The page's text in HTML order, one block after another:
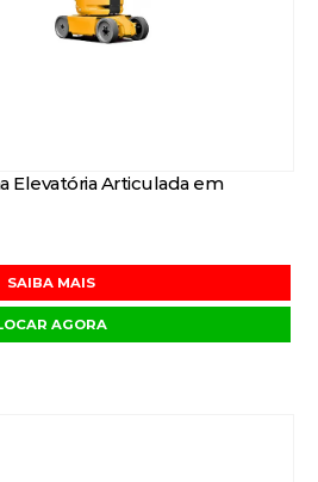
Elevatória Articulada em
SAIBA MAIS
AGORA